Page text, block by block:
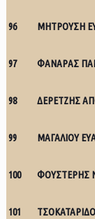
96 ΜΗΤΡΟΥΣΗ
97 ΦΑΝΑΡΑΣ
98 ΔΕΡΕΤΖΗΣ
99 ΜΑΓΑΛΙΟΥ
100 ΦΟΥΣΤΕΡΗΣ
101